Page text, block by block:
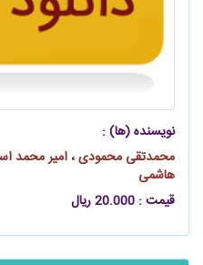
نویسنده (ها) :
محمدتقی محمودی ، امیر محمد
هاشمی
قیمت : 20.000 ریال